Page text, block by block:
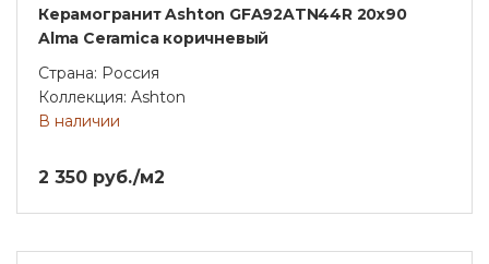
Керамогранит Ashton GFA92ATN44R 20х90
Alma Ceramica коричневый
Страна: Россия
Коллекция: Ashton
В наличии
2 350 руб./м2